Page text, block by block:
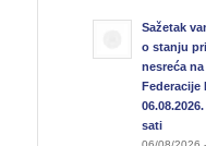
Sažetak
o stanju
nesreća
Federacije
sati